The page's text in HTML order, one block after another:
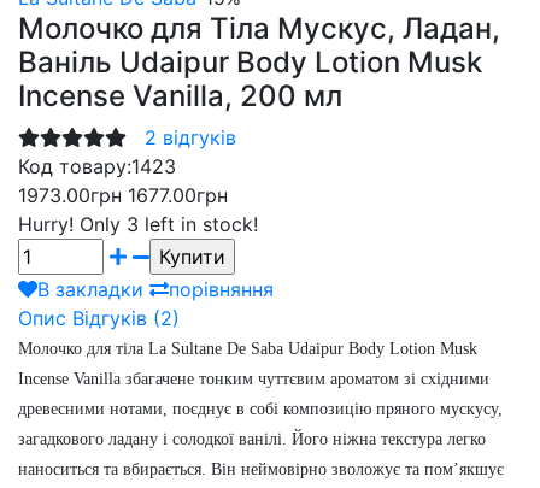
Молочко для Тіла Мускус, Ладан,
Ваніль Udaipur Body Lotion Musk
Incense Vanilla, 200 мл
2 відгуків
Код товару:1423
1973.00грн 1677.00грн
Hurry! Only 3 left in stock!
В закладки
порівняння
Опис Відгуків (2)
Молочко для тіла La Sultane De Saba Udaipur Body Lotion Musk
Incense Vanilla збагачене тонким чуттєвим ароматом зі східними
древесними нотами, поєднує в собі композицію пряного мускусу,
загадкового ладану і солодкої ванілі. Його ніжна текстура легко
наноситься та вбирається. Він неймовірно зволожує та пом’якшує